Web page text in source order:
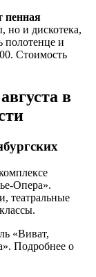
пенная
но и дискотека,
полотенце и
Стоимость
в
Опера».
театральные
«Виват,
Подробнее о